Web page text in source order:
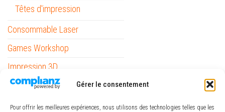
Gérer le consentement
Pour offrir les meilleures expériences, nous utilisons des technologies telles que les
Têtes d'impression
Consommable Laser
Games Workshop
Impression 3D
Informatique
Mobilité